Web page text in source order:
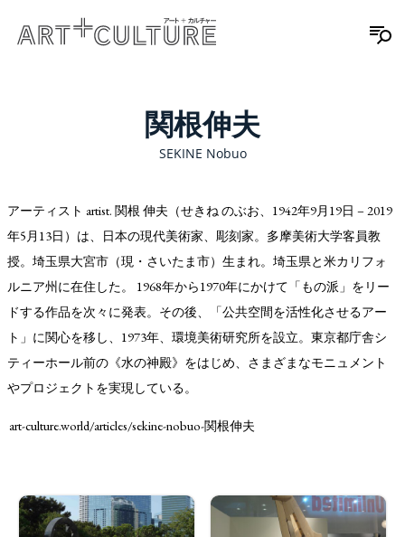
関根伸夫
SEKINE Nobuo
アーティスト artist. 関根 伸夫（せきね のぶお、1942年9月19日 – 2019
年5月13日）は、日本の現代美術家、彫刻家。多摩美術大学客員教
授。埼玉県大宮市（現・さいたま市）生まれ。埼玉県と米カリフォ
ルニア州に在住した。 1968年から1970年にかけて「もの派」をリー
ドする作品を次々に発表。その後、「公共空間を活性化させるアー
ト」に関心を移し、1973年、環境美術研究所を設立。東京都庁舎シ
ティーホール前の《水の神殿》をはじめ、さまざまなモニュメント
やプロジェクトを実現している。
art-culture.world/articles/sekine-nobuo-関根伸夫